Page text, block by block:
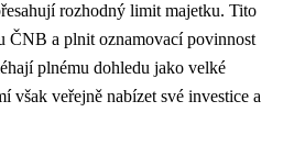
rozhodný limit majetku. Tito
ČNB a plnit oznamovací povinnost
plnému dohledu jako velké
však veřejně nabízet své investice a